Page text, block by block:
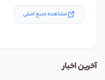
مشاهده منبع اصلی
آخرین اخبار